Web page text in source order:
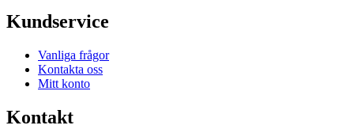
Kundservice
Vanliga frågor
Kontakta oss
Mitt konto
Kontakt